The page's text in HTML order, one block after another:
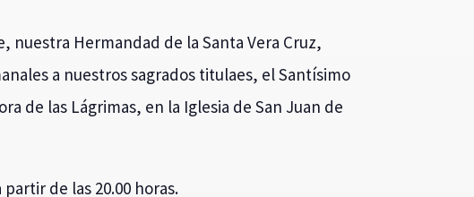
nuestra Hermandad de la Santa Vera Cruz,
a nuestros sagrados titulaes, el Santísimo
de las Lágrimas, en la Iglesia de San Juan de
de las 20.00 horas.